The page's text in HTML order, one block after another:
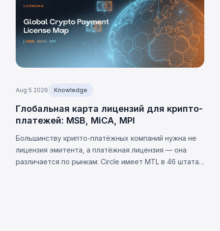
Aug 5 2026 Knowledge
Глобальная карта лицензий для крипто-
платежей: MSB, MiCA, MPI
Большинству крипто-платёжных компаний нужна не
лицензия эмитента, а платёжная лицензия — она
различается по рынкам: Circle имеет MTL в 46 штатах